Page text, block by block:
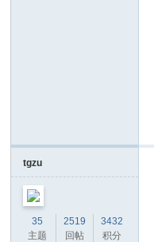
tgzu
35
主题
2519
回帖
3432
积分